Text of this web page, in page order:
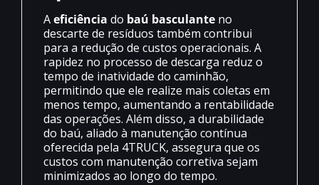
Aeficiência do baú basculante no
descarte de resíduos também contribui
para a redução de custos operacionais. A
rapidez no processo de descarga reduz o
tempo de inatividade do caminhão,
permitindo que ele realize mais coletas em
menos tempo, aumentando a rentabilidade
das operações. Além disso, a durabilidade
do baú, aliado à manutenção contínua
oferecida pela 4TRUCK, assegura que os
custos com manutenção corretiva sejam
minimizados ao longo do tempo.